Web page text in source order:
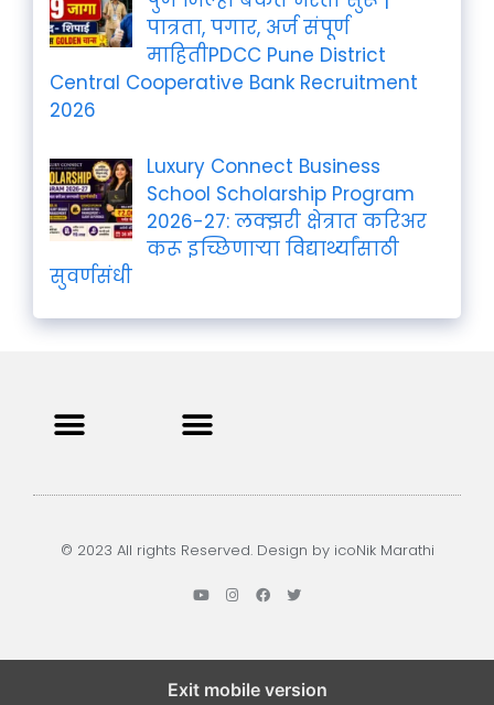
पात्रता, पगार, अर्ज संपूर्ण
माहितीPDCC Pune District
Central Cooperative Bank Recruitment
2026
Luxury Connect Business
School Scholarship Program
2026-27: लक्झरी क्षेत्रात करिअर
करू इच्छिणाऱ्या विद्यार्थ्यांसाठी
सुवर्णसंधी
© 2023 All rights Reserved. Design by icoNik Marathi
Exit mobile version